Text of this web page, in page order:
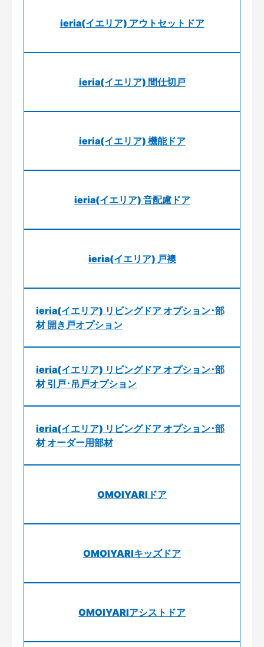
ieria(イエリア) アウトセットドア
ieria(イエリア) 間仕切戸
ieria(イエリア) 機能ドア
ieria(イエリア) 音配慮ドア
ieria(イエリア) 戸襖
ieria(イエリア) リビングドア オプション･部
材 開き戸オプション
ieria(イエリア) リビングドア オプション･部
材 引戸･吊戸オプション
ieria(イエリア) リビングドア オプション･部
材 オーダー用部材
OMOIYARIドア
OMOIYARIキッズドア
OMOIYARIアシストドア